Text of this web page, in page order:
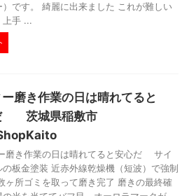
）です。 綺麗に出来ました これが難しい
上手 ...
磨き作業の日は晴れてると
茨城県稲敷市
磨き作業の日は晴れてると安心だ サイ
の板金塗装 近赤外線乾燥機（短波）で強制
ヶ所ゴミを取って磨き完了 磨きの最終確